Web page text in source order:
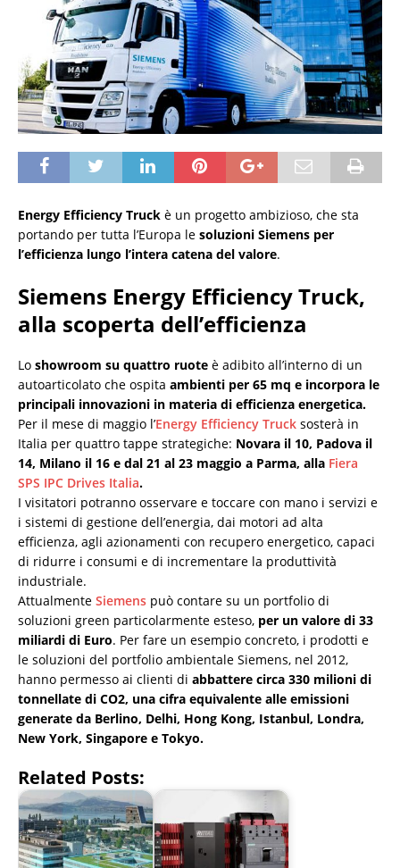
Energy Efficiency Truck è un progetto ambizioso, che sta
portando per tutta l’Europa le soluzioni Siemens per
l’efficienza lungo l’intera catena del valore.
Siemens Energy Efficiency Truck,
alla scoperta dell’efficienza
Lo showroom su quattro ruote è adibito all’interno di un
autoarticolato che ospita ambienti per 65 mq e incorpora le
principali innovazioni in materia di efficienza energetica.
Per il mese di maggio l’Energy Efficiency Truck sosterà in
Italia per quattro tappe strategiche: Novara il 10, Padova il
14, Milano il 16 e dal 21 al 23 maggio a Parma, alla Fiera
SPS IPC Drives Italia.
I visitatori potranno osservare e toccare con mano i servizi e
i sistemi di gestione dell’energia, dai motori ad alta
efficienza, agli azionamenti con recupero energetico, capaci
di ridurre i consumi e di incrementare la produttività
industriale.
Attualmente Siemens può contare su un portfolio di
soluzioni green particolarmente esteso, per un valore di 33
miliardi di Euro. Per fare un esempio concreto, i prodotti e
le soluzioni del portfolio ambientale Siemens, nel 2012,
hanno permesso ai clienti di abbattere circa 330 milioni di
tonnellate di CO2, una cifra equivalente alle emissioni
generate da Berlino, Delhi, Hong Kong, Istanbul, Londra,
New York, Singapore e Tokyo.
Related Posts: